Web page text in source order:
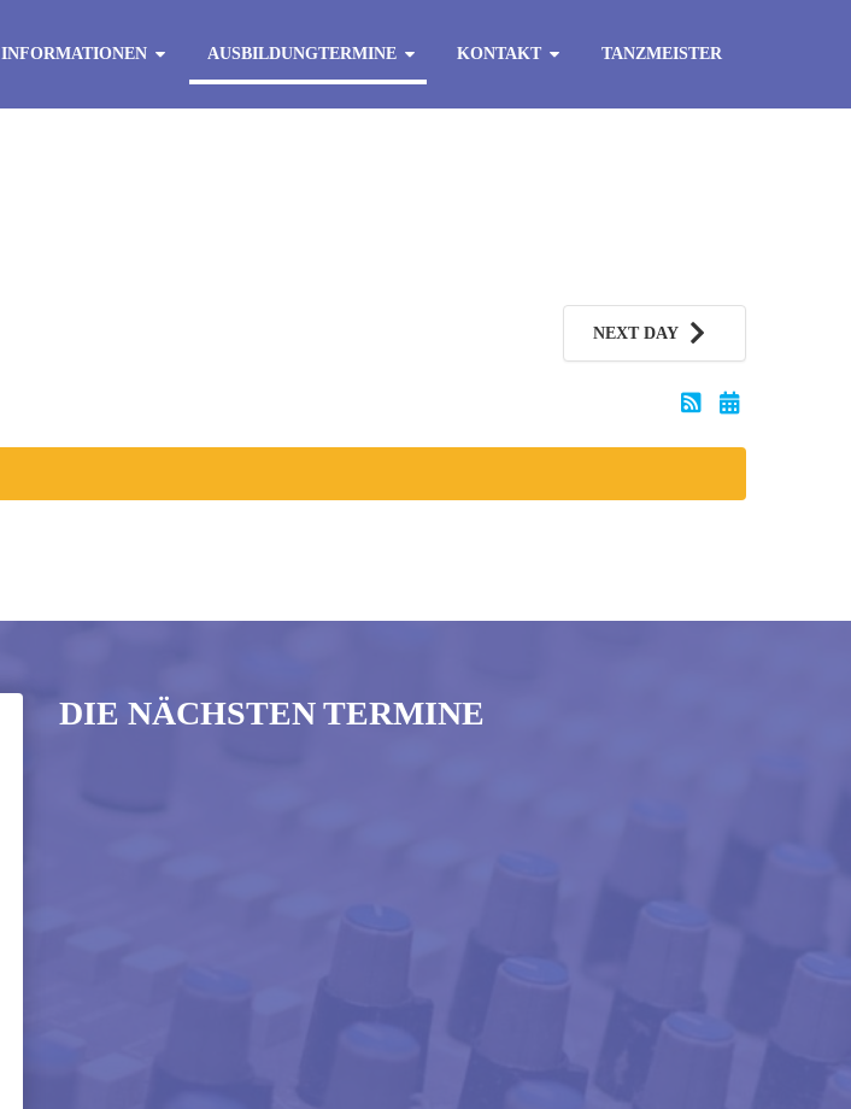
INFORMATIONEN AUSBILDUNGTERMINE KONTAKT TANZMEISTER
NEXT DAY
DIE NÄCHSTEN TERMINE